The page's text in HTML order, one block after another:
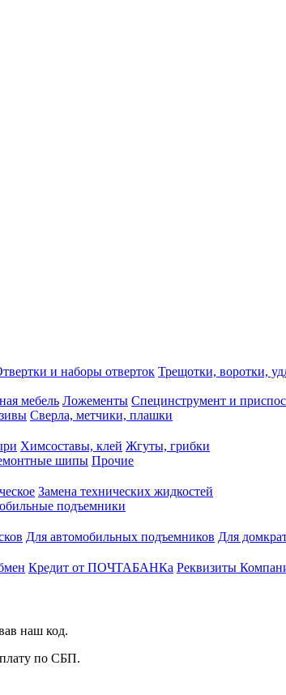
и наборы отверток Трещотки, воротки,
мебель Ложементы Специнструмент и
Сверла, метчики, плашки
Химсоставы, клей Жгуты, грибки
шипы Прочие
Замена технических жидкостей
подъемники
Для автомобильных подъемников Для
Кредит от ПОЧТАБАНКа Реквизиты
наш код.
по СБП.